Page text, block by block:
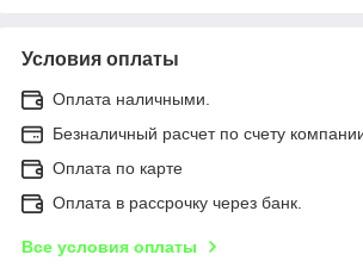
Условия оплаты
Оплата наличными.
Безналичный расчет по счету
Оплата по карте
Оплата в рассрочку через банк.
Все условия оплаты